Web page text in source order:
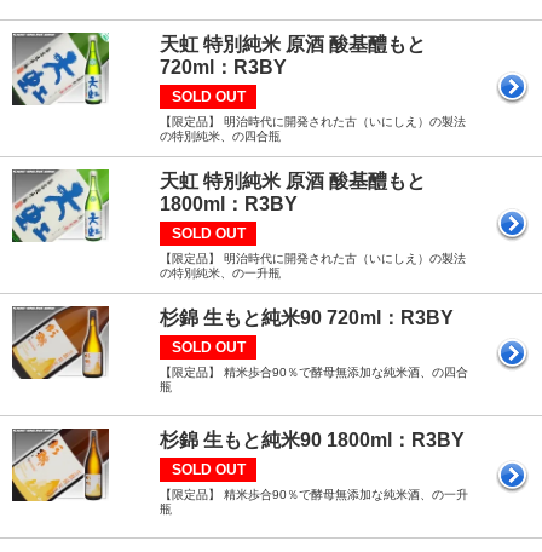
天虹 特別純米 原酒 酸基醴もと
720ml：R3BY
SOLD OUT
【限定品】 明治時代に開発された古（いにしえ）の製法
の特別純米、の四合瓶
天虹 特別純米 原酒 酸基醴もと
1800ml：R3BY
SOLD OUT
【限定品】 明治時代に開発された古（いにしえ）の製法
の特別純米、の一升瓶
杉錦 生もと純米90 720ml：R3BY
SOLD OUT
【限定品】 精米歩合90％で酵母無添加な純米酒、の四合
瓶
杉錦 生もと純米90 1800ml：R3BY
SOLD OUT
【限定品】 精米歩合90％で酵母無添加な純米酒、の一升
瓶